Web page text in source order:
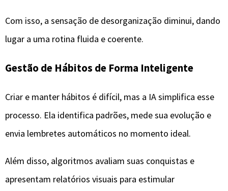
Com isso, a sensação de desorganização diminui, dando
lugar a uma rotina fluida e coerente.
Gestão de Hábitos de Forma Inteligente
Criar e manter hábitos é difícil, mas a IA simplifica esse
processo. Ela identifica padrões, mede sua evolução e
envia lembretes automáticos no momento ideal.
Além disso, algoritmos avaliam suas conquistas e
apresentam relatórios visuais para estimular